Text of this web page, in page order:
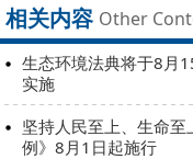
相关内容 Other
生态环境法典将于8月
实施
坚持人民至上、生命
例》8月1日起施行